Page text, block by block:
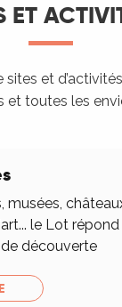
ET
et
et toutes les
musées,
le Lot
découverte